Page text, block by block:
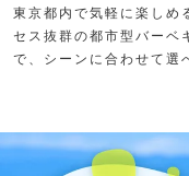
東京都内で気軽に楽しめ
セス抜群の都市型バーベ
で、シーンに合わせて選